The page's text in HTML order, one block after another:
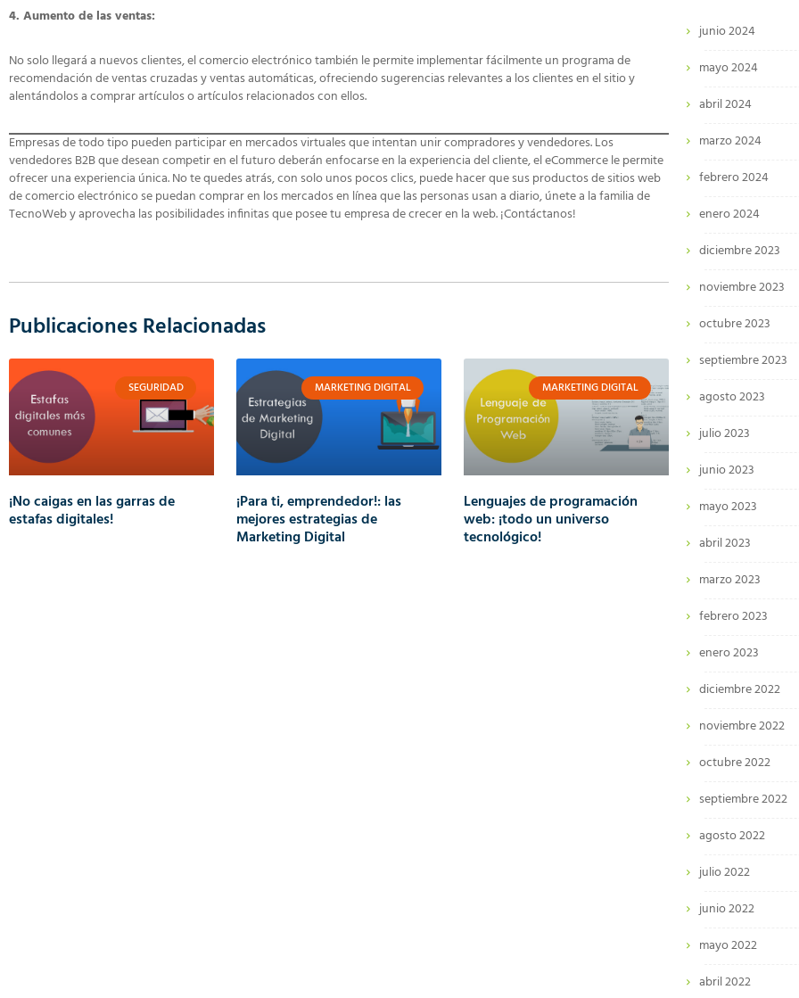
4. Aumento de las ventas:
No solo llegará a nuevos clientes, el comercio electrónico también le permite implementar fácilmente un programa de
recomendación de ventas cruzadas y ventas automáticas, ofreciendo sugerencias relevantes a los clientes en el sitio y
alentándolos a comprar artículos o artículos relacionados con ellos.
Empresas de todo tipo pueden participar en mercados virtuales que intentan unir compradores y vendedores. Los
vendedores B2B que desean competir en el futuro deberán enfocarse en la experiencia del cliente, el eCommerce le permite
ofrecer una experiencia única. No te quedes atrás, con solo unos pocos clics, puede hacer que sus productos de sitios web
de comercio electrónico se puedan comprar en los mercados en línea que las personas usan a diario, únete a la familia de
TecnoWeb y aprovecha las posibilidades infinitas que posee tu empresa de crecer en la web. ¡Contáctanos!
Publicaciones Relacionadas
SEGURIDAD
¡No caigas en las garras de
estafas digitales!
MARKETING DIGITAL
¡Para ti, emprendedor!: las
mejores estrategias de
Marketing Digital
MARKETING DIGITAL
Lenguajes de programación
web: ¡todo un universo
tecnológico!
junio 2024
mayo 2024
abril 2024
marzo 2024
febrero 2024
enero 2024
diciembre 2023
noviembre 2023
octubre 2023
septiembre 2023
agosto 2023
julio 2023
junio 2023
mayo 2023
abril 2023
marzo 2023
febrero 2023
enero 2023
diciembre 2022
noviembre 2022
octubre 2022
septiembre 2022
agosto 2022
julio 2022
junio 2022
mayo 2022
abril 2022